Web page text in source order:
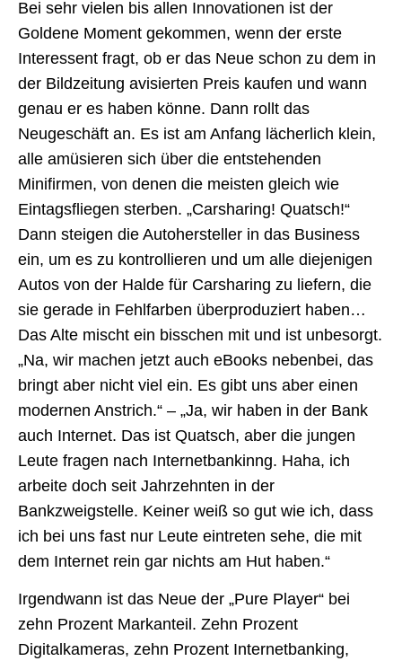
Bei sehr vielen bis allen Innovationen ist der
Goldene Moment gekommen, wenn der erste
Interessent fragt, ob er das Neue schon zu dem in
der Bildzeitung avisierten Preis kaufen und wann
genau er es haben könne. Dann rollt das
Neugeschäft an. Es ist am Anfang lächerlich klein,
alle amüsieren sich über die entstehenden
Minifirmen, von denen die meisten gleich wie
Eintagsfliegen sterben. „Carsharing! Quatsch!“
Dann steigen die Autohersteller in das Business
ein, um es zu kontrollieren und um alle diejenigen
Autos von der Halde für Carsharing zu liefern, die
sie gerade in Fehlfarben überproduziert haben…
Das Alte mischt ein bisschen mit und ist unbesorgt.
„Na, wir machen jetzt auch eBooks nebenbei, das
bringt aber nicht viel ein. Es gibt uns aber einen
modernen Anstrich.“ – „Ja, wir haben in der Bank
auch Internet. Das ist Quatsch, aber die jungen
Leute fragen nach Internetbankinng. Haha, ich
arbeite doch seit Jahrzehnten in der
Bankzweigstelle. Keiner weiß so gut wie ich, dass
ich bei uns fast nur Leute eintreten sehe, die mit
dem Internet rein gar nichts am Hut haben.“
Irgendwann ist das Neue der „Pure Player“ bei
zehn Prozent Markanteil. Zehn Prozent
Digitalkameras, zehn Prozent Internetbanking,